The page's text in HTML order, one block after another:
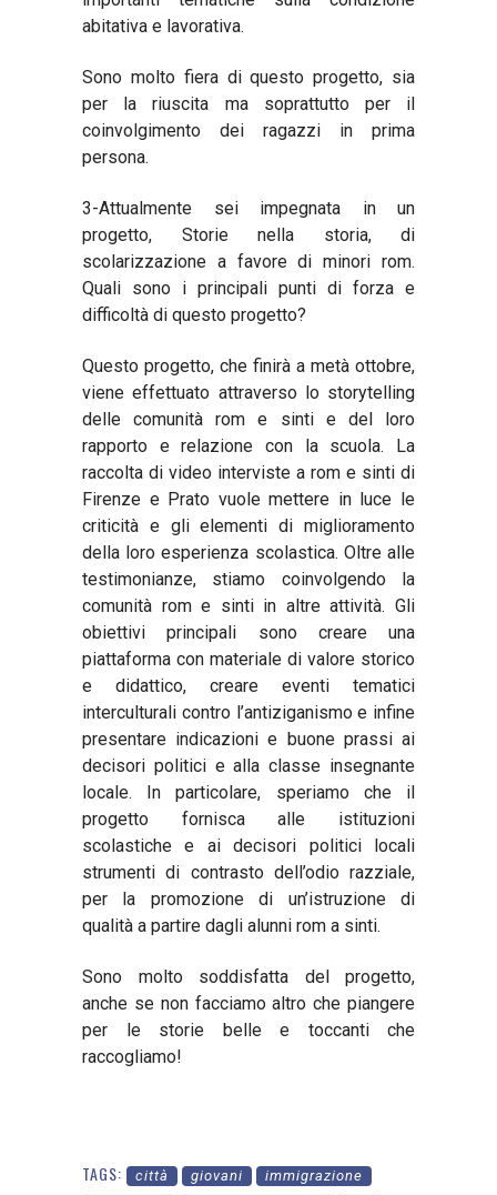
abitativa e lavorativa.
Sono molto fiera di questo progetto, sia
per la riuscita ma soprattutto per il
coinvolgimento dei ragazzi in prima
persona.
3-Attualmente sei impegnata in un
progetto, Storie nella storia, di
scolarizzazione a favore di minori rom.
Quali sono i principali punti di forza e
difficoltà di questo progetto?
Questo progetto, che finirà a metà ottobre,
viene effettuato attraverso lo storytelling
delle comunità rom e sinti e del loro
rapporto e relazione con la scuola. La
raccolta di video interviste a rom e sinti di
Firenze e Prato vuole mettere in luce le
criticità e gli elementi di miglioramento
della loro esperienza scolastica. Oltre alle
testimonianze, stiamo coinvolgendo la
comunità rom e sinti in altre attività. Gli
obiettivi principali sono creare una
piattaforma con materiale di valore storico
e didattico, creare eventi tematici
interculturali contro l’antiziganismo e infine
presentare indicazioni e buone prassi ai
decisori politici e alla classe insegnante
locale. In particolare, speriamo che il
progetto fornisca alle istituzioni
scolastiche e ai decisori politici locali
strumenti di contrasto dell’odio razziale,
per la promozione di un’istruzione di
qualità a partire dagli alunni rom a sinti.
Sono molto soddisfatta del progetto,
anche se non facciamo altro che piangere
per le storie belle e toccanti che
raccogliamo!
TAGS: città giovani
immigrazione